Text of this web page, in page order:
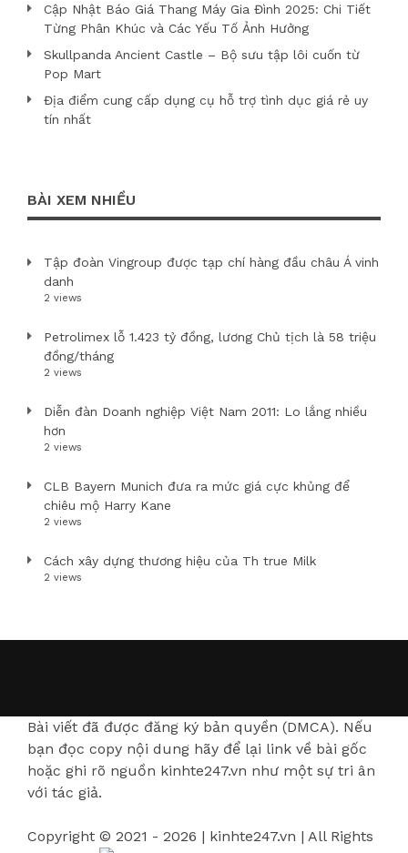
Cập Nhật Báo Giá Thang Máy Gia Đình 2025: Chi Tiết
Từng Phân Khúc và Các Yếu Tố Ảnh Hưởng
Skullpanda Ancient Castle – Bộ sưu tập lôi cuốn từ
Pop Mart
Địa điểm cung cấp dụng cụ hỗ trợ tình dục giá rẻ uy
tín nhất
BÀI XEM NHIỀU
Tập đoàn Vingroup được tạp chí hàng đầu châu Á vinh
danh
2 views
Petrolimex lỗ 1.423 tỷ đồng, lương Chủ tịch là 58 triệu
đồng/tháng
2 views
Diễn đàn Doanh nghiệp Việt Nam 2011: Lo lắng nhiều
hơn
2 views
CLB Bayern Munich đưa ra mức giá cực khủng để
chiêu mộ Harry Kane
2 views
Cách xây dựng thương hiệu của Th true Milk
2 views
Bài viết đã được đăng ký bản quyền (DMCA). Nếu
bạn đọc copy nội dung hãy để lại link về bài gốc
hoặc ghi rõ nguồn kinhte247.vn như một sự tri ân
với tác giả.
Copyright © 2021 - 2026 | kinhte247.vn | All Rights